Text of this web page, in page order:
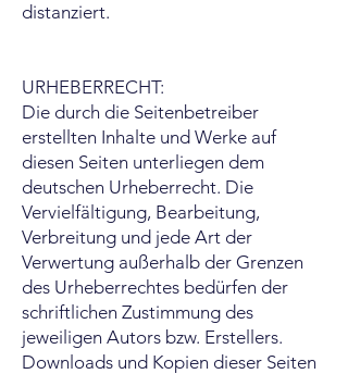
distanziert.
URHEBERRECHT:
Die durch die Seitenbetreiber
erstellten Inhalte und Werke auf
diesen Seiten unterliegen dem
deutschen Urheberrecht. Die
Vervielfältigung, Bearbeitung,
Verbreitung und jede Art der
Verwertung außerhalb der Grenzen
des Urheberrechtes bedürfen der
schriftlichen Zustimmung des
jeweiligen Autors bzw. Erstellers.
Downloads und Kopien dieser Seiten